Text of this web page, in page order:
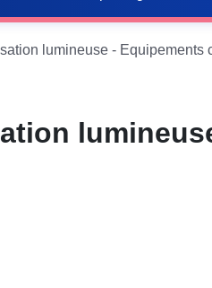
lumineuse - Equipements